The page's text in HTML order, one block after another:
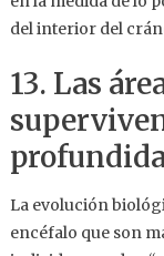
del interior del
13. Las
La evolución
encéfalo que son